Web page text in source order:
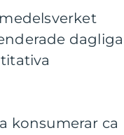
dagliga
konsumerar ca